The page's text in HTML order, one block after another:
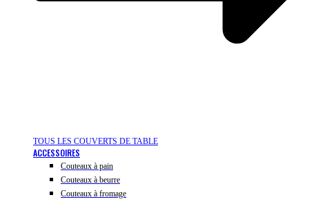
TOUS LES COUVERTS DE TABLE
ACCESSOIRES
Couteaux à pain
Couteaux à beurre
Couteaux à fromage